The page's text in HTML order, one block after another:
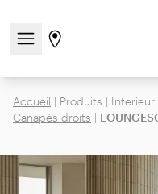
Ouvrir/fermer le
Aller à la page des
Accueil | Produits | Interieur
Canapés droits |